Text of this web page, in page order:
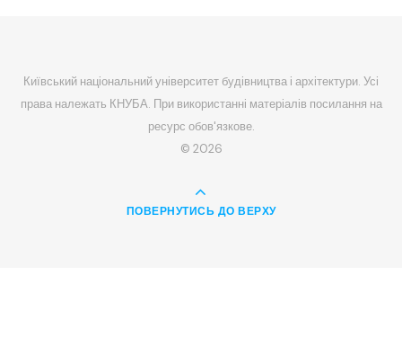
Київський національний університет будівництва і архітектури. Усі
права належать КНУБА. При використанні матеріалів посилання на
ресурс обов'язкове.
© 2026
ПОВЕРНУТИСЬ ДО ВЕРХУ